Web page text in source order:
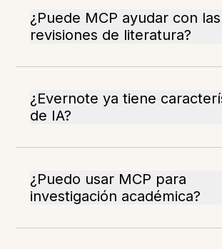
¿Puede MCP ayudar con las
revisiones de literatura?
¿Evernote ya tiene
de IA?
¿Puedo usar MCP para
investigación académica?